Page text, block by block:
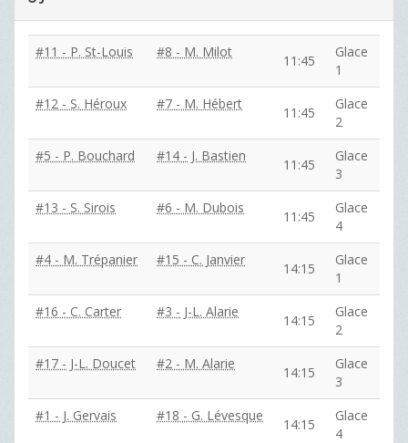
#11 - P. St-Louis #8 - M. Milot
11:45
Glace
1
#12 - S. Héroux
#7 - M. Hébert
11:45
Glace
2
#5 - P. Bouchard
#14 - J. Bastien
11:45
Glace
3
#13 - S. Sirois
#6 - M. Dubois
11:45
Glace
4
#4 - M. Trépanier
#15 - C. Janvier
14:15
Glace
1
#16 - C. Carter
#3 - J-L. Alarie
14:15
Glace
2
#17 - J-L. Doucet
#2 - M. Alarie
14:15
Glace
3
#1 - J. Gervais
#18 - G. Lévesque
14:15
Glace
4